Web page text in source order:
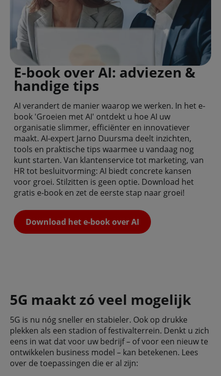
E-book over AI: adviezen &
handige tips
AI verandert de manier waarop we werken. In het e-
book 'Groeien met AI' ontdekt u hoe AI uw
organisatie slimmer, efficiënter en innovatiever
maakt. AI-expert Jarno Duursma deelt inzichten,
tools en praktische tips waarmee u vandaag nog
kunt starten. Van klantenservice tot marketing, van
HR tot besluitvorming: AI biedt concrete kansen
voor groei. Stilzitten is geen optie. Download het
gratis e-book en zet de eerste stap naar groei!
Download het e-book over AI
5G maakt zó veel mogelijk
5G is nu nóg sneller en stabieler. Ook op drukke
plekken als een stadion of festivalterrein. Denkt u zich
eens in wat dat voor uw bedrijf – of voor een nieuw te
ontwikkelen business model – kan betekenen. Lees
over de toepassingen die er al zijn: